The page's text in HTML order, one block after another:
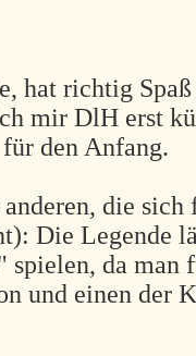
hat richtig
mir DlH erst
den Anfang.
die sich
Die Legende
da man
und einen der